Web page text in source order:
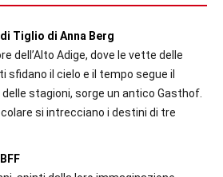
Tiglio di Anna Berg
dell’Alto Adige, dove le vette delle
sfidano il cielo e il tempo segue il
stagioni, sorge un antico Gasthof.
si intrecciano i destini di tre